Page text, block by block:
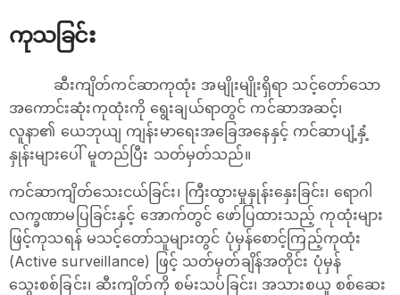
ကုသခြင်း
ဆီးကျိတ်ကင်ဆာကုထုံး အမျိုးမျိုးရှိရာ သင့်တော်သော
အကောင်းဆုံးကုထုံးကို ရွေးချယ်ရာတွင် ကင်ဆာအဆင့်၊
လူနာ၏ ယေဘုယျ ကျန်းမာရေးအခြေအနေနှင့် ကင်ဆာပျံ့နှံ့
နှုန်းများပေါ် မူတည်ပြီး သတ်မှတ်သည်။
ကင်ဆာကျိတ်သေးငယ်ခြင်း၊ ကြီးထွားမှုနှုန်းနှေးခြင်း၊ ရောဂါ
လက္ခဏာမပြခြင်းနှင့် အောက်တွင် ဖော်ပြထားသည့် ကုထုံးများ
ဖြင့်ကုသရန် မသင့်တော်သူများတွင် ပုံမှန်စောင့်ကြည့်ကုထုံး
(Active surveillance) ဖြင့် သတ်မှတ်ချိန်အတိုင်း ပုံမှန်
သွေးစစ်ခြင်း၊ ဆီးကျိတ်ကို စမ်းသပ်ခြင်း၊ အသားစယူ စစ်ဆေး